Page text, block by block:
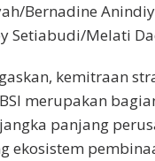
Bernadine
Setiabudi/Melati
kemitraan
merupakan
panjang
ekosistem